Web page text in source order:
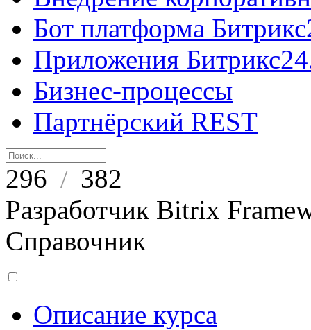
Бот платформа
Приложения
Бизнес-процессы
Партнёрский REST
296 / 382
Разработчик Bitrix
Справочник
Описание курса